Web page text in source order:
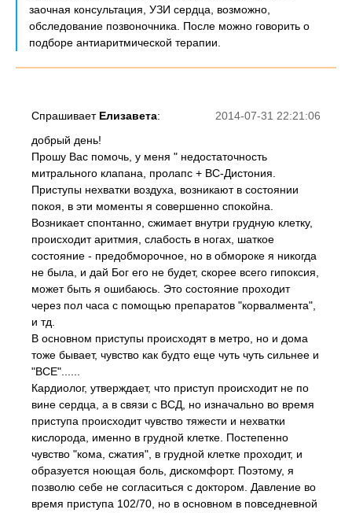
заочная консультация, УЗИ сердца, возможно,
обследование позвоночника. После можно говорить о
подборе антиаритмической терапии.
2014-07-31 22:21:06
Спрашивает Елизавета:
добрый день!
Прошу Вас помочь, у меня " недостаточность
митрального клапана, пролапс + ВС-Дистония.
Приступы нехватки воздуха, возникают в состоянии
покоя, в эти моменты я совершенно спокойна.
Возникает спонтанно, сжимает внутри грудную клетку,
происходит аритмия, слабость в ногах, шаткое
состояние - предобморочное, но в обмороке я никогда
не была, и дай Бог его не будет, скорее всего гипоксия,
может быть я ошибаюсь. Это состояние проходит
через пол часа с помощью препаратов "корвалмента",
и тд.
В основном приступы происходят в метро, но и дома
тоже бывает, чувство как будто еще чуть чуть сильнее и
"ВСЕ"......
Кардиолог, утверждает, что приступ происходит не по
вине сердца, а в связи с ВСД, но изначально во время
приступа происходит чувство тяжести и нехватки
кислорода, именно в грудной клетке. Постепенно
чувство "кома, сжатия", в грудной клетке проходит, и
образуется ноющая боль, дискомфорт. Поэтому, я
позволю себе не согласиться с доктором. Давление во
время приступа 102/70, но в основном в повседневной